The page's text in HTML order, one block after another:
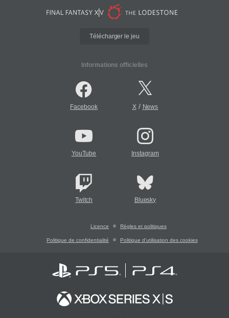
Télécharger le jeu
Informations officielles
Facebook X/ News
YouTube Instagram
Twitch Bluesky
Licence Règles et politiques
Politique de confidentialité Politique d'utilisation des cookies